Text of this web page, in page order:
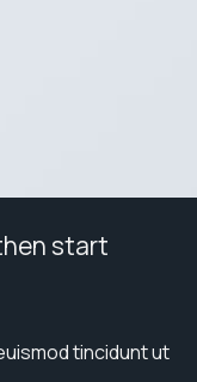
start
tincidunt ut